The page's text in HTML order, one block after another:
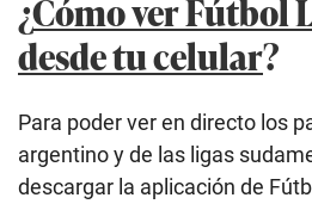
¿Cómo ver Fútbol
desde tu celular?
Para poder ver en directo los
argentino y de las ligas
descargar la aplicación de